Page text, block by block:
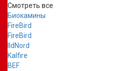
Смотреть все
Биокамины
FireBird
FireBird
IldNord
Kalfire
BEF